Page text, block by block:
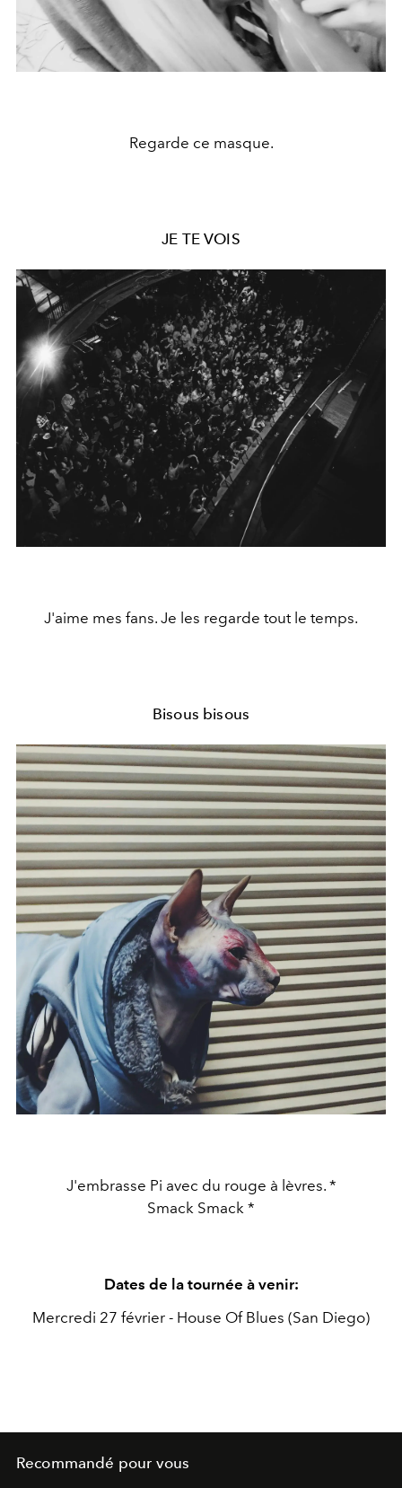
Regarde ce masque.
JE TE VOIS
J'aime mes fans. Je les regarde tout le temps.
Bisous bisous
J'embrasse Pi avec du rouge à lèvres. *
Smack Smack *
Dates de la tournée à venir:
Mercredi 27 février - House Of Blues (San Diego)
Recommandé pour vous